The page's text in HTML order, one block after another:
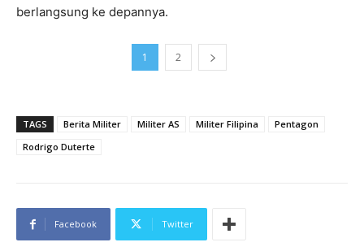
berlangsung ke depannya.
1 2
TAGS Berita Militer Militer AS Militer Filipina
Pentagon
Rodrigo Duterte
Facebook Twitter